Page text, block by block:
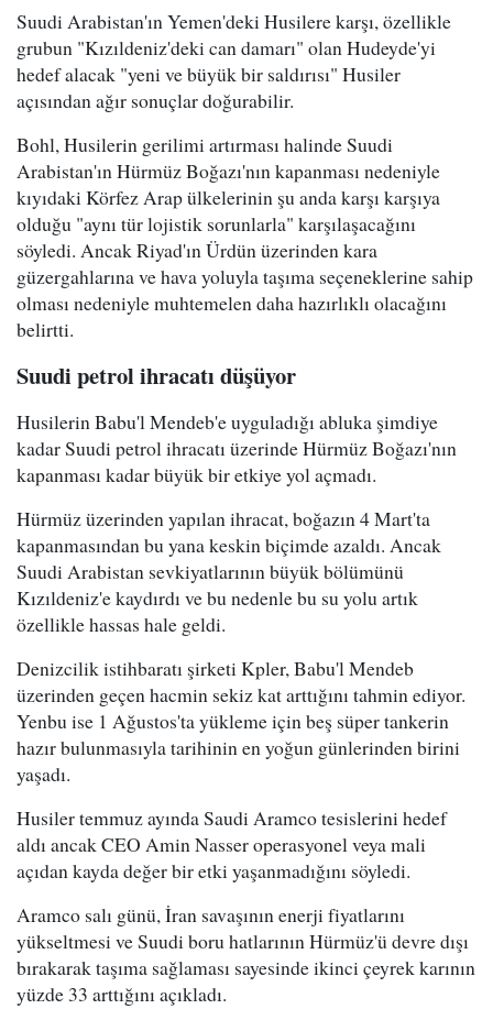
Suudi Arabistan'ın Yemen'deki Husilere karşı, özellikle
grubun "Kızıldeniz'deki can damarı" olan Hudeyde'yi
hedef alacak "yeni ve büyük bir saldırısı" Husiler
açısından ağır sonuçlar doğurabilir.
Bohl, Husilerin gerilimi artırması halinde Suudi
Arabistan'ın Hürmüz Boğazı'nın kapanması nedeniyle
kıyıdaki Körfez Arap ülkelerinin şu anda karşı karşıya
olduğu "aynı tür lojistik sorunlarla" karşılaşacağını
söyledi. Ancak Riyad'ın Ürdün üzerinden kara
güzergahlarına ve hava yoluyla taşıma seçeneklerine sahip
olması nedeniyle muhtemelen daha hazırlıklı olacağını
belirtti.
Suudi petrol ihracatı düşüyor
Husilerin Babu'l Mendeb'e uyguladığı abluka şimdiye
kadar Suudi petrol ihracatı üzerinde Hürmüz Boğazı'nın
kapanması kadar büyük bir etkiye yol açmadı.
Hürmüz üzerinden yapılan ihracat, boğazın 4 Mart'ta
kapanmasından bu yana keskin biçimde azaldı. Ancak
Suudi Arabistan sevkiyatlarının büyük bölümünü
Kızıldeniz'e kaydırdı ve bu nedenle bu su yolu artık
özellikle hassas hale geldi.
Denizcilik istihbaratı şirketi Kpler, Babu'l Mendeb
üzerinden geçen hacmin sekiz kat arttığını tahmin ediyor.
Yenbu ise 1 Ağustos'ta yükleme için beş süper tankerin
hazır bulunmasıyla tarihinin en yoğun günlerinden birini
yaşadı.
Husiler temmuz ayında Saudi Aramco tesislerini hedef
aldı ancak CEO Amin Nasser operasyonel veya mali
açıdan kayda değer bir etki yaşanmadığını söyledi.
Aramco salı günü, İran savaşının enerji fiyatlarını
yükseltmesi ve Suudi boru hatlarının Hürmüz'ü devre dışı
bırakarak taşıma sağlaması sayesinde ikinci çeyrek karının
yüzde 33 arttığını açıkladı.